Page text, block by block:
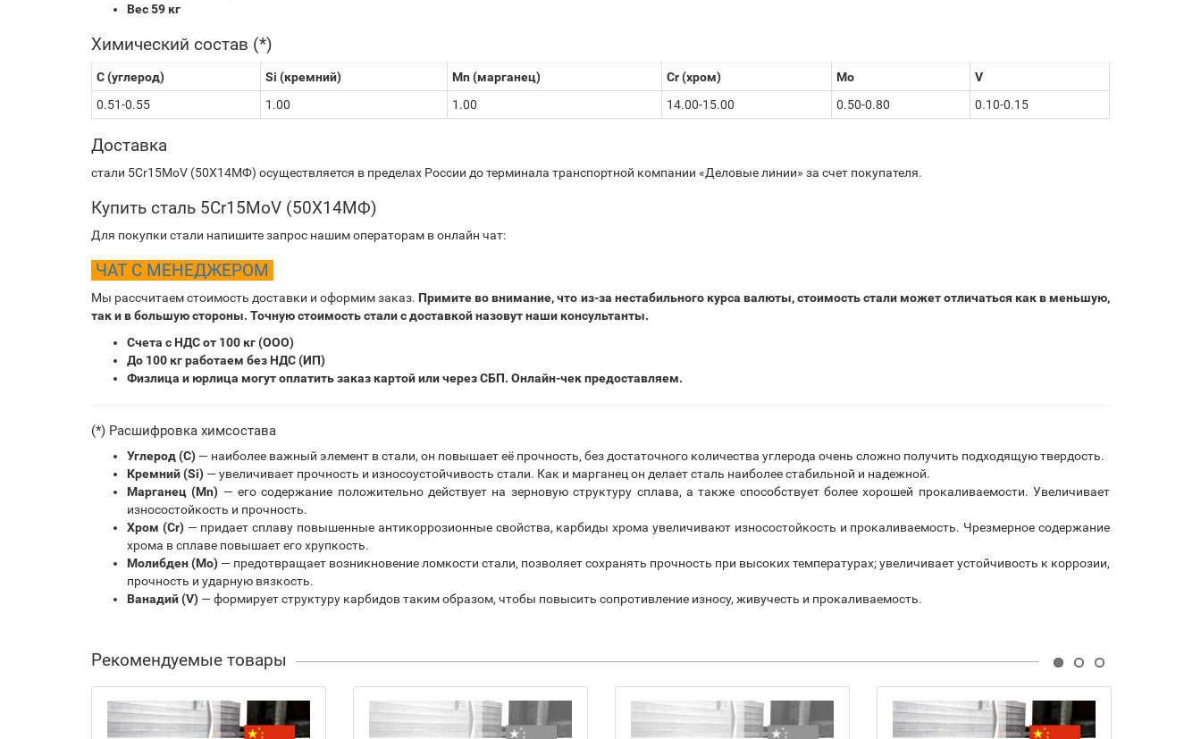
Вес 59 кг
Химический состав (*)
C (углерод) Si (кремний) Mn (марганец) Cr (хром) Mo
V
0.51-0.55
1.00 1.00 14.00-15.00 0.50-0.80 0.10-0.15
Доставка
стали 5Cr15MoV (50Х14МФ) осуществляется в пределах России до терминала транспортной компании «Деловые линии» за счет покупателя.
Купить сталь 5Cr15MoV (50Х14МФ)
Для покупки стали напишите запрос нашим операторам в онлайн чат:
ЧАТ С МЕНЕДЖЕРОМ
Мы рассчитаем стоимость доставки и оформим заказ. Примите во внимание, что из-за нестабильного курса валюты, стоимость стали может отличаться как в меньшую,
так и в большую стороны. Точную стоимость стали с доставкой назовут наши консультанты.
Счета с НДС от 100 кг (ООО)
До 100 кг работаем без НДС (ИП)
Физлица и юрлица могут оплатить заказ картой или через СБП. Онлайн-чек предоставляем.
(*) Расшифровка химсостава
Углерод (С) — наиболее важный элемент в стали, он повышает её прочность, без достаточного количества углерода очень сложно получить подходящую твердость.
Кремний (Si) — увеличивает прочность и износоустойчивость стали. Как и марганец он делает сталь наиболее стабильной и надежной.
Марганец (Mn) — его содержание положительно действует на зерновую структуру сплава, а также способствует более хорошей прокаливаемости. Увеличивает
износостойкость и прочность.
Хром (Cr)— придает сплаву повышенные антикоррозионные свойства, карбиды хрома увеличивают износостойкость и прокаливаемость. Чрезмерное содержание
хрома в сплаве повышает его хрупкость.
Молибден (Mo) — предотвращает возникновение ломкости стали, позволяет сохранять прочность при высоких температурах; увеличивает устойчивость к коррозии,
прочность и ударную вязкость.
Ванадий (V) — формирует структуру карбидов таким образом, чтобы повысить сопротивление износу, живучесть и прокаливаемость.
Рекомендуемые товары